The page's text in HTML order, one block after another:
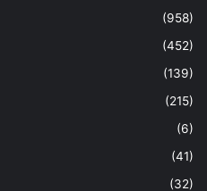
(958)
(452)
(139)
(215)
(6)
(41)
(32)